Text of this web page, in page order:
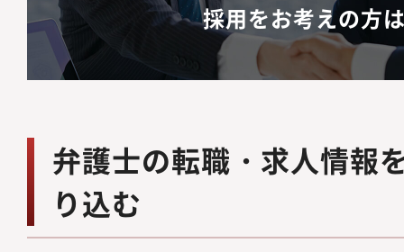
採用をお考えの方
弁護士の転職・求人情報
り込む